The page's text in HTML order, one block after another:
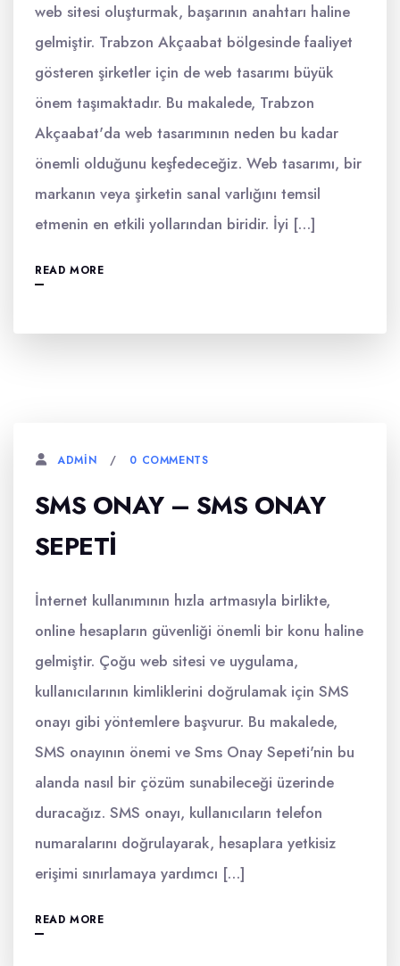
web sitesi oluşturmak, başarının anahtarı haline
gelmiştir. Trabzon Akçaabat bölgesinde faaliyet
gösteren şirketler için de web tasarımı büyük
önem taşımaktadır. Bu makalede, Trabzon
Akçaabat'da web tasarımının neden bu kadar
önemli olduğunu keşfedeceğiz. Web tasarımı, bir
markanın veya şirketin sanal varlığını temsil
etmenin en etkili yollarından biridir. İyi […]
READ MORE
ADMIN 0 COMMENTS
SMS ONAY – SMS ONAY
SEPETI
İnternet kullanımının hızla artmasıyla birlikte,
online hesapların güvenliği önemli bir konu haline
gelmiştir. Çoğu web sitesi ve uygulama,
kullanıcılarının kimliklerini doğrulamak için SMS
onayı gibi yöntemlere başvurur. Bu makalede,
SMS onayının önemi ve Sms Onay Sepeti'nin bu
alanda nasıl bir çözüm sunabileceği üzerinde
duracağız. SMS onayı, kullanıcıların telefon
numaralarını doğrulayarak, hesaplara yetkisiz
erişimi sınırlamaya yardımcı […]
READ MORE